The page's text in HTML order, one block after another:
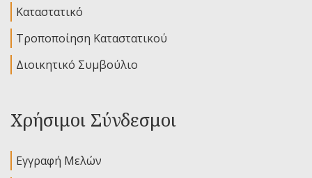
Καταστατικό
Τροποποίηση Καταστατικού
Διοικητικό Συμβούλιο
Χρήσιμοι Σύνδεσμοι
Εγγραφή Μελών